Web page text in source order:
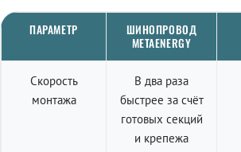
ПАРАМЕТР
ШИНОПРОВОД
METAENERGY
Скорость
монтажа
В два раза
быстрее за счёт
готовых секций
и крепежа